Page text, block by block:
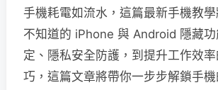
手機耗電如流水，這篇最新手機教
不知道的 iPhone 與 Android 隱藏
定、隱私安全防護，到提升工作效
巧，這篇文章將帶你一步步解鎖手